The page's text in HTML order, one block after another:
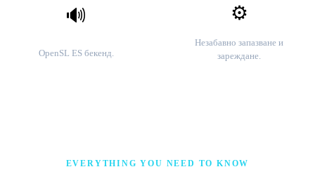
🔊
OpenSL ES бекенд.
⚙️
Незабавно запазване и
зареждане.
EVERYTHING YOU NEED TO KNOW